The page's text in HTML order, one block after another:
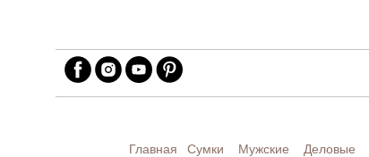
Главная Сумки Мужские Деловые